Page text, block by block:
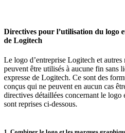
Directives pour l’utilisation du logo
de Logitech
Le logo d’entreprise Logitech et autres
peuvent être utilisés à aucune fin sans
expresse de Logitech. Ce sont des
conçus qui ne peuvent en aucun cas
directives détaillées concernant le logo
sont reprises ci-dessous.